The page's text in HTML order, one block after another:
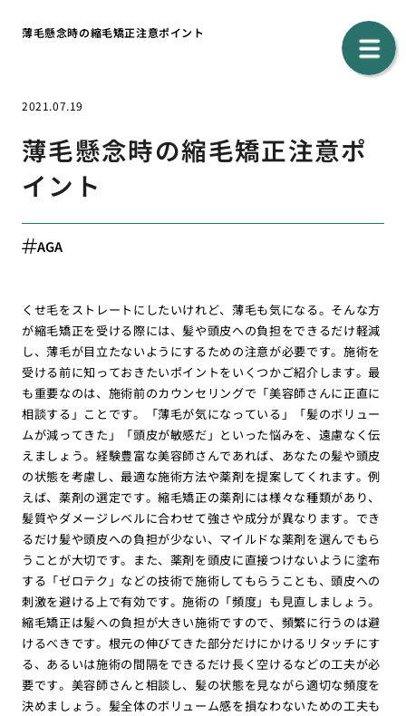
薄毛懸念時の縮毛矯正注意ポイント
2021.07.19
薄毛懸念時の縮毛矯正注意ポ
イント
AGA
くせ毛をストレートにしたいけれど、薄毛も気になる。そんな方
が縮毛矯正を受ける際には、髪や頭皮への負担をできるだけ軽減
し、薄毛が目立たないようにするための注意が必要です。施術を
受ける前に知っておきたいポイントをいくつかご紹介します。最
も重要なのは、施術前のカウンセリングで「美容師さんに正直に
相談する」ことです。「薄毛が気になっている」「髪のボリュー
ムが減ってきた」「頭皮が敏感だ」といった悩みを、遠慮なく伝
えましょう。経験豊富な美容師さんであれば、あなたの髪や頭皮
の状態を考慮し、最適な施術方法や薬剤を提案してくれます。例
えば、薬剤の選定です。縮毛矯正の薬剤には様々な種類があり、
髪質やダメージレベルに合わせて強さや成分が異なります。でき
るだけ髪や頭皮への負担が少ない、マイルドな薬剤を選んでもら
うことが大切です。また、薬剤を頭皮に直接つけないように塗布
する「ゼロテク」などの技術で施術してもらうことも、頭皮への
刺激を避ける上で有効です。施術の「頻度」も見直しましょう。
縮毛矯正は髪への負担が大きい施術ですので、頻繁に行うのは避
けるべきです。根元の伸びてきた部分だけにかけるリタッチにす
る、あるいは施術の間隔をできるだけ長く空けるなどの工夫が必
要です。美容師さんと相談し、髪の状態を見ながら適切な頻度を
決めましょう。髪全体のボリューム感を損なわないための工夫も